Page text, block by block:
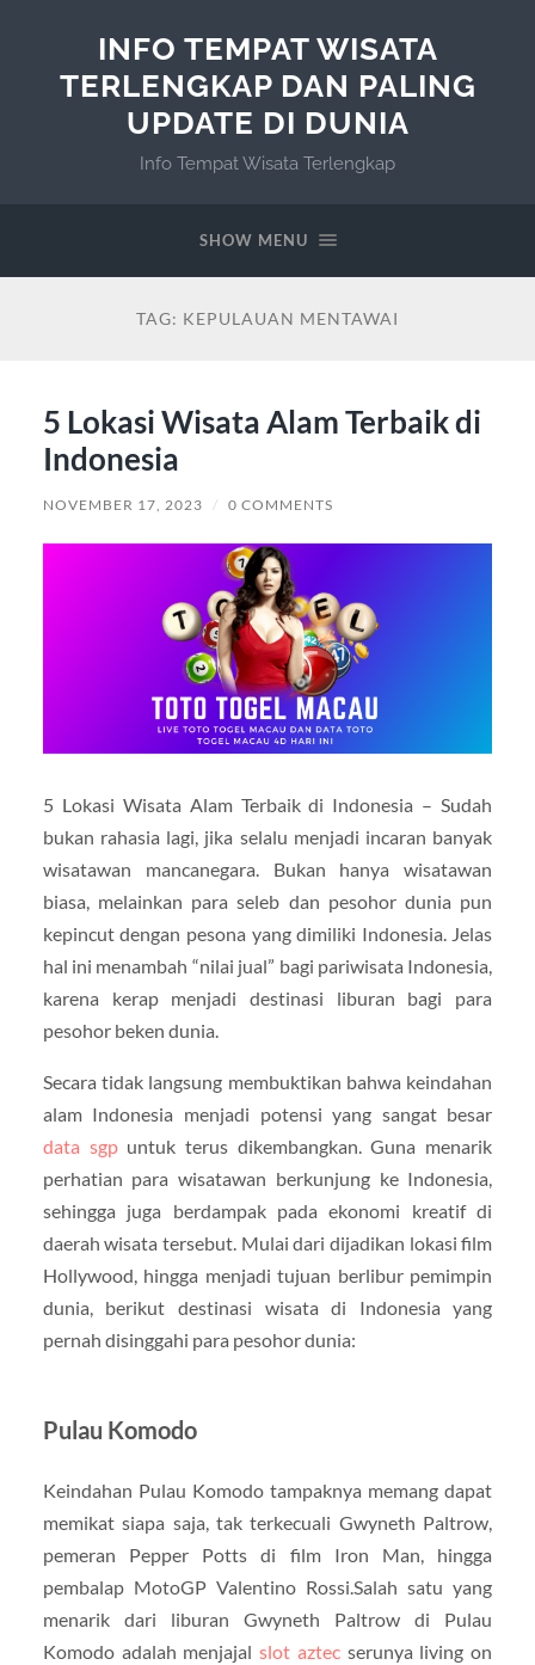
INFO TEMPAT WISATA
TERLENGKAP DAN PALING
UPDATE DI DUNIA
Info Tempat Wisata Terlengkap
SHOW MENU
TAG: KEPULAUAN MENTAWAI
5 Lokasi Wisata Alam Terbaik di
Indonesia
NOVEMBER 17, 2023 / 0 COMMENTS
5 Lokasi Wisata Alam Terbaik di Indonesia – Sudah
bukan rahasia lagi, jika selalu menjadi incaran banyak
wisatawan mancanegara. Bukan hanya wisatawan
biasa, melainkan para seleb dan pesohor dunia pun
kepincut dengan pesona yang dimiliki Indonesia. Jelas
hal ini menambah “nilai jual” bagi pariwisata Indonesia,
karena kerap menjadi destinasi liburan bagi para
pesohor beken dunia.
Secara tidak langsung membuktikan bahwa keindahan
alam Indonesia menjadi potensi yang sangat besar
data sgpuntuk terus dikembangkan. Guna menarik
perhatian para wisatawan berkunjung ke Indonesia,
sehingga juga berdampak pada ekonomi kreatif di
daerah wisata tersebut. Mulai dari dijadikan lokasi film
Hollywood, hingga menjadi tujuan berlibur pemimpin
dunia, berikut destinasi wisata di Indonesia yang
pernah disinggahi para pesohor dunia:
Pulau Komodo
Keindahan Pulau Komodo tampaknya memang dapat
memikat siapa saja, tak terkecuali Gwyneth Paltrow,
pemeran Pepper Potts di film Iron Man, hingga
pembalap MotoGP Valentino Rossi.Salah satu yang
menarik dari liburan Gwyneth Paltrow di Pulau
Komodo adalah menjajalslot aztecserunya living on